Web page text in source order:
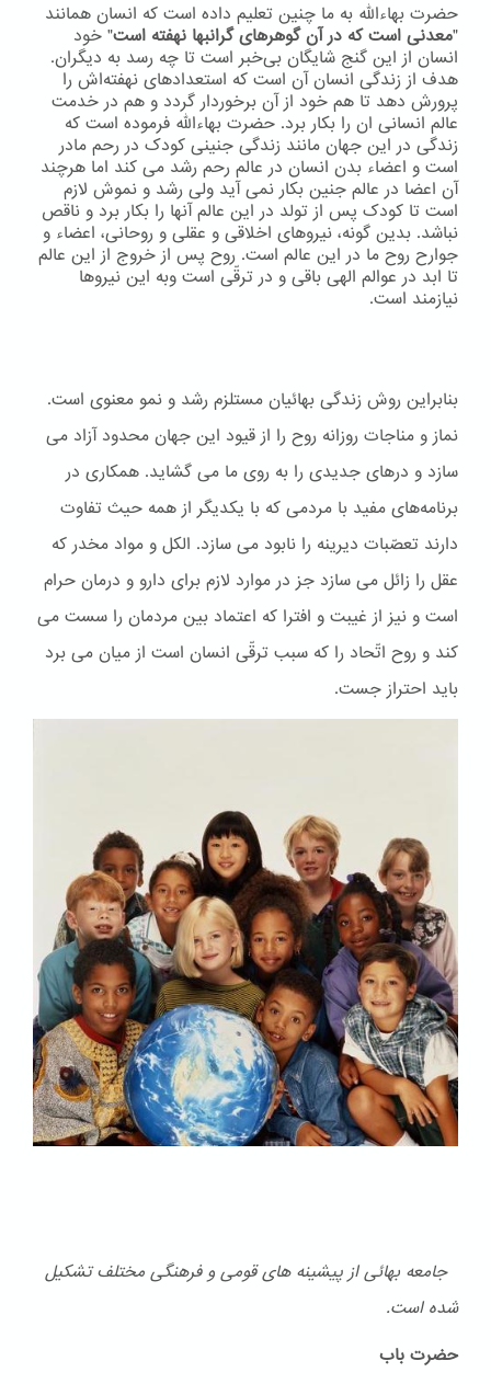
حضرت بهاءاللّه به ما چنین تعلیم داده است که انسان همانند
"معدنی است که در آن گوهرهای گرانبها نهفته است" خود
انسان از این گنج شایگان بی‌خبر است تا چه رسد به دیگران.
هدف از زندگی انسان آن است که استعدادهای نهفته‌اش را
پرورش دهد تا هم خود از آن برخوردار گردد و هم در خدمت
عالم انسانی ان را بکار برد. حضرت بهاءاللّه فرموده است که
زندگی در این جهان مانند زندگی جنینی کودک در رحم مادر
است و اعضاء بدن انسان در عالم رحم رشد می کند اما هرچند
آن اعضا در عالم جنین بکار نمی آید ولی رشد و نموش لازم
است تا کودک پس از تولد در این عالم آنها را بکار برد و ناقص
نباشد. بدین گونه، نیروهای اخلاقی و عقلی و روحانی، اعضاء و
جوارح روح ما در این عالم است. روح پس از خروج از این عالم
تا ابد در عوالم الهی باقی و در ترقّی است وبه اين نيروها
نيازمند است.
بنابراین روش زندگی بهائیان مستلزم رشد و نمو معنوی است.
نماز و مناجات روزانه روح را از قیود این جهان محدود آزاد می
سازد و درهای جدیدی را به روی ما می گشاید. همکاری در
برنامه‌های مفید با مردمی که با یکدیگر از همه حیث تفاوت
دارند تعصّبات دیرینه را نابود می سازد. الكل و مواد مخدر که
عقل را زائل می سازد جز در موارد لازم برای دارو و درمان حرام
است و نیز از غیبت و افترا که اعتماد بین مردمان را سست می
کند و روح اتّحاد را که سبب ترقّی انسان است از میان می برد
باید احتراز جست.
جامعه بهائی از پیشینه های قومی و فرهنگی مختلف تشكیل
شده است.
حضرت باب